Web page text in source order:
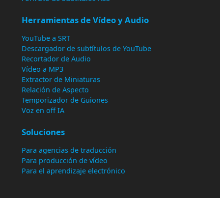
Herramientas de Vídeo y Audio
YouTube a SRT
Descargador de subtítulos de YouTube
Recortador de Audio
Vídeo a MP3
Extractor de Miniaturas
Relación de Aspecto
Temporizador de Guiones
Voz en off IA
Soluciones
Para agencias de traducción
Para producción de vídeo
Para el aprendizaje electrónico